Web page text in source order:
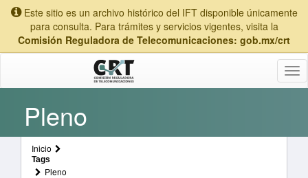
Este sitio es un archivo histórico del IFT disponible únicamente
para consulta. Para trámites y servicios vigentes, visita la
Comisión Reguladora de Telecomunicaciones: gob.mx/crt
Pleno
Inicio
Tags
Pleno